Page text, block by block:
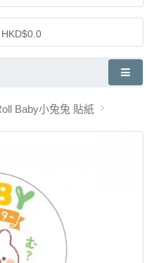
Baby小兔兔 貼紙